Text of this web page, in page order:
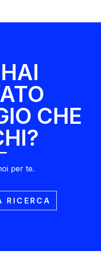
CHE
per te.
RICERCA